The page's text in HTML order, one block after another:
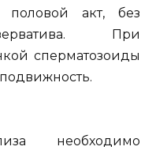
половой акт, без
При
сперматозоиды
необходимо